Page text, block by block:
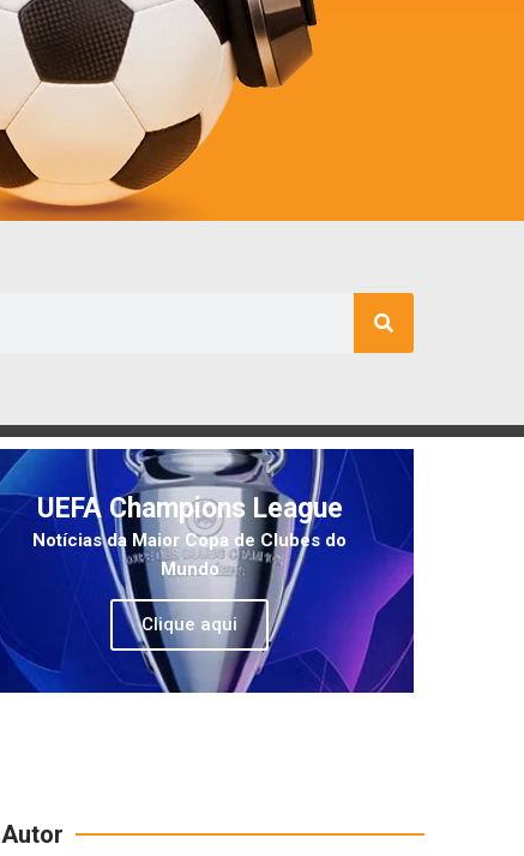
UEFA Champions League
Notícias da Maior Copa de Clubes do
Mundo
Clique aqui
Autor